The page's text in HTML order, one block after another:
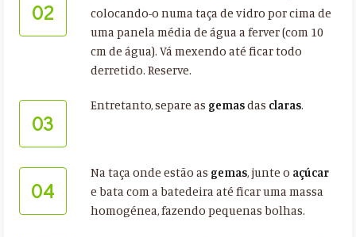
02
colocando-o numa taça de vidro por cima de
uma panela média de água a ferver (com 10
cm de água). Vá mexendo até ficar todo
derretido. Reserve.
03
Entretanto, separe as gemasdas claras.
04
Na taça onde estão as gemas, junte o açúcar
e bata com a batedeira até ficar uma massa
homogénea, fazendo pequenas bolhas.